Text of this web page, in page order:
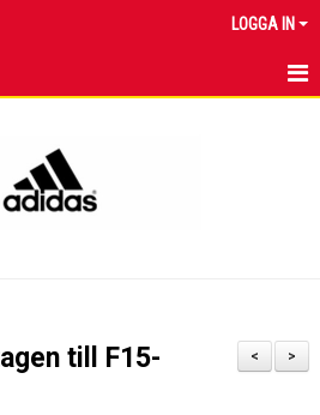
LOGGA IN
>
<
till F15-